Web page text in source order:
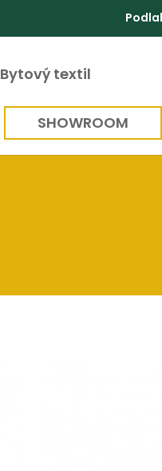
Bytový textil
SHOWROOM